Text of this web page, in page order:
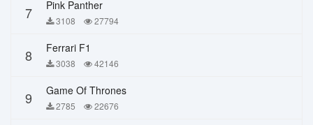
7 Pink Panther
3108 27794
8 Ferrari F1
3038 42146
9 Game Of Thrones
2785 22676